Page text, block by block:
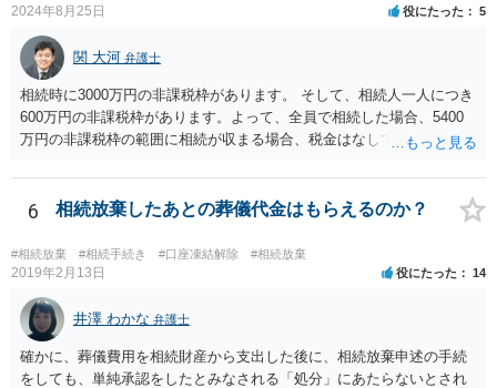
つかったため相続したという事例がありました。
2024年8月25日 役にたった 5
関 大河 弁護士
相続時に3000万円の非課税枠があります。 そして、相続人一人につき
600万円の非課税枠があります。よって、全員で相続した場合、5400
万円の非課税枠の範囲に相続が収まる場合、税金はなしです。 一人が
範囲となります。 一般的には、全員で相続する方が税金はお得です。
また、全員で相続しても、話し合いの結果、親がすべて相続と決める
こともできます。この場合でも相続の非課税枠は、全員で相続した540
0万円分使えます。 父が亡くなり、母が全部相続すると、母から三人
で相続する際は、4800万円が非課税枠となります。 そうすると、母が
亡くなってから相続すると、両親のどちらかが亡くなってから相続す
るより非課税の枠が減少します。 計画的に相続をするのがおすすめと
いうことになります。これ以外にも気をつける点はあるかもしれませ
んので、一度相談して想定するのがおすすめと思います。
6 相続放棄したあとの葬儀代金はもらえるのか？
#相続放棄 #相続手続き #口座凍結解除 #相続放棄
2019年2月13日 役にたった 14
井澤 わかな 弁護士
確かに、葬儀費用を相続財産から支出した後に、相続放棄申述の手続
をしても、単純承認をしたとみなされる「処分」にあたらないとされ